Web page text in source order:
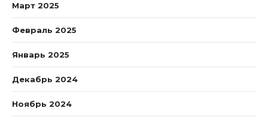
Март 2025
Февраль 2025
Январь 2025
Декабрь 2024
Ноябрь 2024